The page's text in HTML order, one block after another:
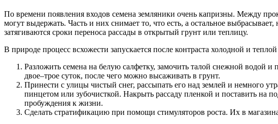
По времени появления входов семена земляники очень капризны. Между
могут выдержать. Часть и них снимает то, что есть, а остальное
затягиваются сроки переноса рассады в открытый грунт или теплицу.
В природе процесс всхожести запускается после контраста холодной и
Разложить семена на белую салфетку, замочить талой снежной водой
двое–трое суток, после чего можно высаживать в грунт.
Принести с улицы чистый снег, рассыпать его над землей и немного
пинцетом или зубочисткой. Накрыть рассаду пленкой и поставить на
пробуждения к жизни.
Сделать стратификацию при помощи стимуляторов роста. Их в